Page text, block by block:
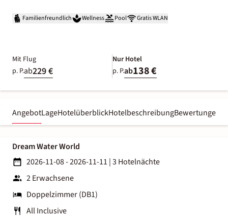
Familienfreundlich Wellness Pool Gratis WLAN
Mit Flug
p. P.ab229 €
Nur Hotel
p. P.ab138 €
AngebotLageHotelüberblickHotelbeschreibungBewertungen
Dream Water World
2026-11-08 - 2026-11-11 |3 Hotelnächte
2 Erwachsene
Doppelzimmer (DB1)
All Inclusive